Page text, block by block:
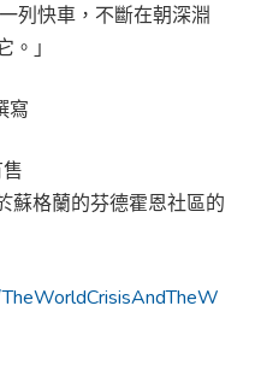
列快車，不斷在朝深淵
」
寫
蘇格蘭的芬德霍恩社區的